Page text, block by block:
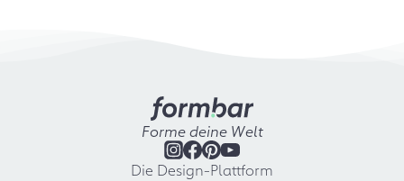
Forme deine Welt
Die Design-Plattform